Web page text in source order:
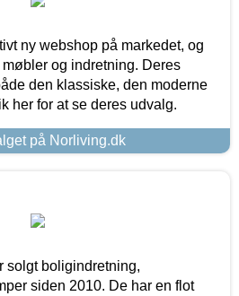
ny webshop på markedet, og
og indretning. Deres
den klassiske, den moderne
her for at se deres udvalg.
på Norliving.dk
solgt boligindretning,
siden 2010. De har en flot